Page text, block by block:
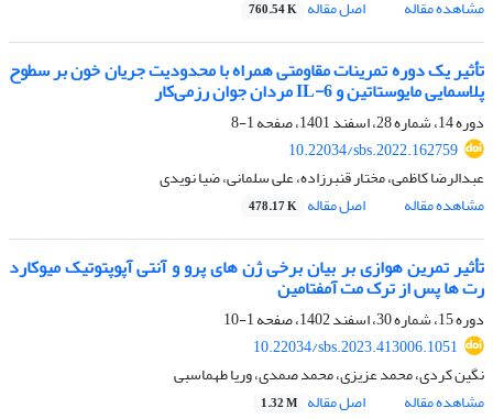
مشاهده مقاله اصل مقاله 760.54 K
تأثیر یک دوره تمرینات مقاومتی همراه با محدودیت جریان خون بر سطوح
پلاسمایی مایوستاتین و IL-6 مردان جوان رزمی‌کار
دوره 14، شماره 28، اسفند 1401، صفحه
1-8
10.22034/sbs.2022.162759
عبدالرضا کاظمی، مختار قنبرزاده، علی سلمانی، ضیا نویدی
مشاهده مقاله
اصل مقاله 478.17 K
تأثیر تمرین هوازی بر بیان برخی ژن های پرو و آنتی آپوپتوتیک میوکارد
رت ها پس از ترک مت آمفتامین
دوره 15، شماره 30، اسفند 1402، صفحه
1-10
10.22034/sbs.2023.413006.1051
نگین کردی، محمد عزیزی، محمد صمدی، وریا طهماسبی
مشاهده مقاله
اصل مقاله 1.32 M